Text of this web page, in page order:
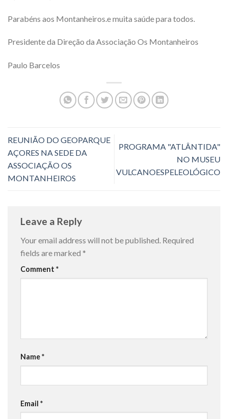
Parabéns aos Montanheiros.e muita saúde para todos.
Presidente da Direção da Associação Os Montanheiros
Paulo Barcelos
REUNIÃO DO GEOPARQUE
AÇORES NA SEDE DA
ASSOCIAÇÃO OS
MONTANHEIROS
PROGRAMA "ATLÂNTIDA"
NO MUSEU
VULCANOESPELEOLÓGICO
Leave a Reply
Your email address will not be published. Required
fields are marked *
Comment *
Name*
Email *